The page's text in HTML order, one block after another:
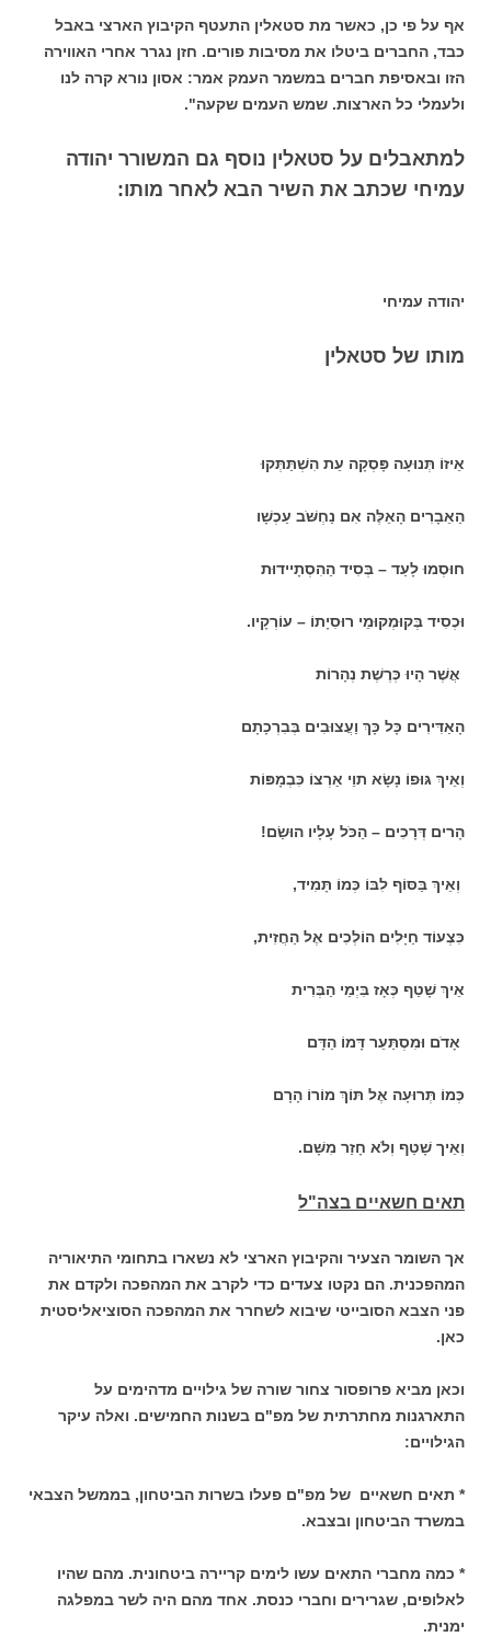
אף על פי כן, כאשר מת סטאלין התעטף הקיבוץ הארצי באבל
כבד, החברים ביטלו את מסיבות פורים. חזן נגרר אחרי האווירה
הזו ובאסיפת חברים במשמר העמק אמר: אסון נורא קרה לנו
ולעמלי כל הארצות. שמש העמים שקעה".
למתאבלים על סטאלין נוסף גם המשורר יהודה
עמיחי שכתב את השיר הבא לאחר מותו:
יהודה עמיחי
מותו של סטאלין
אֵיזוֹ תְּנוּעָה פָּסְקָה עֵת הִשְׁתַּתְּקוּ
הַאֵבָרִים הָאֵלֶּה אִם נַחְשֹּׁב עַכְשָׁו
חוּסְמוּ לָעַד – בְּסִיד הַהִסְתָיידוּת
וּכְסִיד בְּקוּמְקוּמֵי רוּסִיָתוֹ – עוֹרְקָיו.
אֲשֶׁר הָיוּ כְּרֶשֶׁת נְהָרוֹת
הָאַדִּירִים כָּל כָּךְ וַעֲצוּבִים בְּבִרְכָתָם
וְאֵיךְ גּוּפוֹ נָשָׂא תוֵי אַרְצוֹ כִּבְמָפּוֹת
הָרים דְּרָכִים – הַכֹּל עָלָיו הוּשַׂם!
וְאֵיךְ בַּסּוֹף לִבּוֹ כְּמוֹ תָּמִיד,
כִּצְעוֹד חַיָּלִים הוֹלְכִים אֶל הַחֲזִית,
אֵיךְ שָׁטַף כְּאָז בִּיְמֵי הַבְּרִית
אָדֹם וּמִסְתַּעֵר דָּמוֹ הַדָּם
כְּמוֹ תְּרוּעָה אֶל תּוֹךְ מוֹרוֹ הָרָם
וְאֵיך שָׁטַף וְלֹא חָזַר מִשָּׁם.
תאים חשאיים בצה"ל
אך השומר הצעיר והקיבוץ הארצי לא נשארו בתחומי התיאוריה
המהפכנית. הם נקטו צעדים כדי לקרב את המהפכה ולקדם את
פני הצבא הסובייטי שיבוא לשחרר את המהפכה הסוציאליסטית
כאן.
וכאן מביא פרופסור צחור שורה של גילויים מדהימים על
התארגנות מחתרתית של מפ"ם בשנות החמישים. ואלה עיקר
הגילויים:
* תאים חשאיים של מפ"ם פעלו בשרות הביטחון, בממשל הצבאי
במשרד הביטחון ובצבא.
* כמה מחברי התאים עשו לימים קריירה ביטחונית. מהם שהיו
לאלופים, שגרירים וחברי כנסת. אחד מהם היה לשר במפלגה
ימנית.